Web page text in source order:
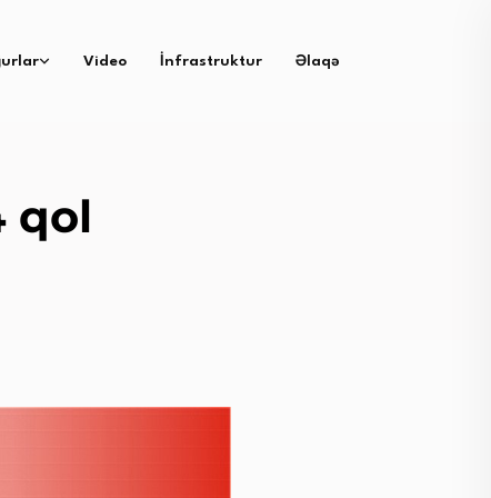
Video İnfrastruktur Əlaqə
qol